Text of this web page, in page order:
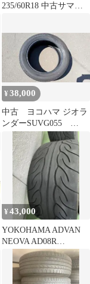
235/60R18 中古サマー
¥38,000
中古 ヨコハマ ジオラ
ンダーSUVG055
225/55R18 デリカD5 4
¥43,000
YOKOHAMA ADVAN
NEOVA AD08R
265/35R18 4本